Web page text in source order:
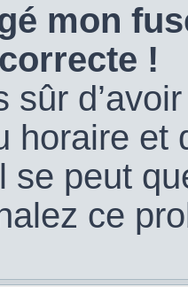
mon
!
sûr
horaire et
se peut
ce